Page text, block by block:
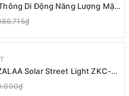
Di Động Năng Lượng Mặt
Solar Street Light ZKC-
In One